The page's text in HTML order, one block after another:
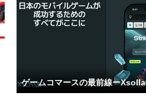
ゲームコマースの最前線ー